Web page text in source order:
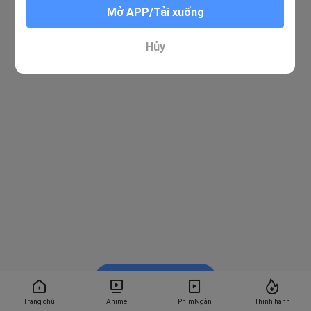
Trang chủ Anime PhimNgắn Thịnh hành
Mở APP/Tải xuống
Hủy
Xem trong BiliBili